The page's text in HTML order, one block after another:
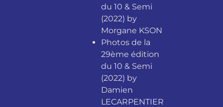
du 10 & Semi
(2022) by
Morgane KSON
Photos de la
29ème édition
du 10 & Semi
(2022) by
Damien
LECARPENTIER